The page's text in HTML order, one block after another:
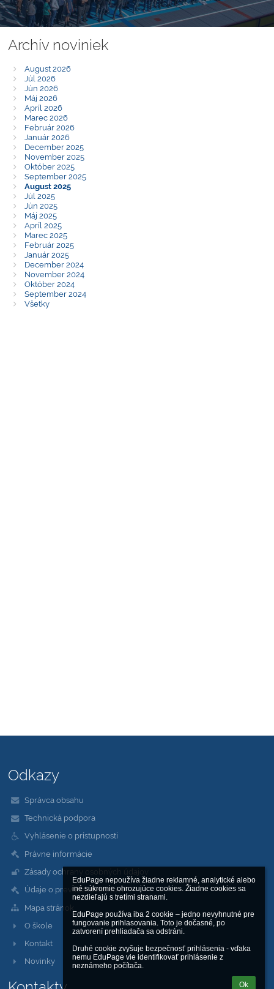
EduPage nepoužíva žiadne reklamné, analytické alebo
iné súkromie ohrozujúce cookies. Žiadne cookies sa
nezdieľajú s tretími stranami.
EduPage používa iba 2 cookie – jedno nevyhnutné pre
fungovanie prihlasovania. Toto je dočasné, po
zatvorení prehliadača sa odstráni.
Druhé cookie zvyšuje bezpečnosť prihlásenia - vďaka
nemu EduPage vie identifikovať prihlásenie z
neznámeho počítača.
Ok
Archív noviniek
August 2026
Júl 2026
Jún 2026
Máj 2026
Apríl 2026
Marec 2026
Február 2026
Január 2026
December 2025
November 2025
Október 2025
September 2025
August 2025
Júl 2025
Jún 2025
Máj 2025
Apríl 2025
Marec 2025
Február 2025
Január 2025
December 2024
November 2024
Október 2024
September 2024
Všetky
Odkazy
Správca obsahu
Technická podpora
Vyhlásenie o prístupnosti
Právne informácie
Zásady ochrany osobných údajov
Údaje o prevádzkovateľovi
Mapa stránok
O škole
Kontakt
Novinky